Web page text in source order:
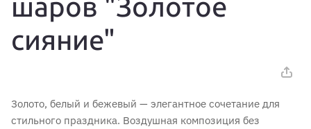
шаров "Золотое
сияние"
Золото, белый и бежевый — элегантное сочетание для
стильного праздника. Воздушная композиция без